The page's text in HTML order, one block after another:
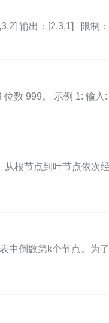
输出：[2,3,1] 限制
位数 999。 示例 1: 输
根节点到叶节点依次
中倒数第k个节点。为